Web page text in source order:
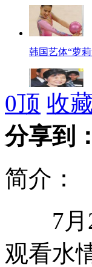
韩国艺体“萝
韩前总统之女
最美女交警为
默多克辞去多
0顶 收
分享到：
简介：
7月22
观看水